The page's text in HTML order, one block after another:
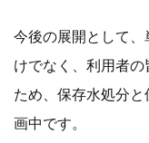
今後の展開として
けでなく、利用者
ため、保存水処分
画中です。